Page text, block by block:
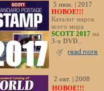
5 июн. | 2017
НОВОЕ!!!
Каталог марок
всего мира
SCOTT 2017на
3-х DVD...
2 окт. | 2008
НОВОЕ!!!